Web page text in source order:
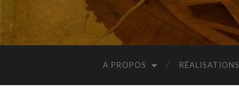
A PROPOS RÉALISATIONS